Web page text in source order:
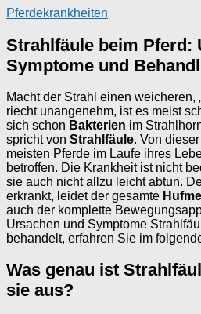
Pferdekrankheiten
Strahlfäule beim Pferd:
Symptome und
Macht der Strahl einen weicheren,
riecht unangenehm, ist es meist
sich schon Bakterien im
spricht von Strahlfäule. Von
meisten Pferde im Laufe ihres
betroffen. Die Krankheit ist nicht
sie auch nicht allzu leicht abtun.
erkrankt, leidet der gesamte
auch der komplette
Ursachen und Symptome
behandelt, erfahren Sie im
Was genau ist
sie aus?